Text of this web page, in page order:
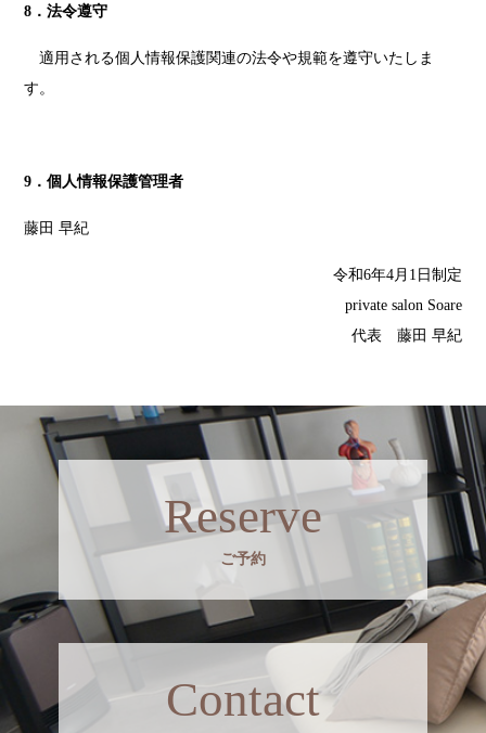
8．法令遵守
適用される個人情報保護関連の法令や規範を遵守いたしま
す。
9．個人情報保護管理者
藤田 早紀
令和6年4月1日制定
private salon Soare
代表 藤田 早紀
Reserve
ご予約
Contact